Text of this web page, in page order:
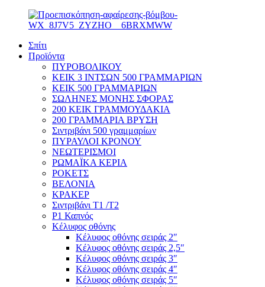
Σπίτι
Προϊόντα
ΠΥΡΟΒΟΛΙΚΟΥ
ΚΕΙΚ 3 ΙΝΤΣΩΝ 500 ΓΡΑΜΜΑΡΙΩΝ
ΚΕΙΚ 500 ΓΡΑΜΜΑΡΙΩΝ
ΣΩΛΗΝΕΣ ΜΟΝΗΣ ΣΦΟΡΑΣ
200 ΚΕΙΚ ΓΡΑΜΜΟΥΔΑΚΙΑ
200 ΓΡΑΜΜΑΡΙΑ ΒΡΥΣΗ
Σιντριβάνι 500 γραμμαρίων
ΠΥΡΑΥΛΟΙ ΚΡΟΝΟΥ
ΝΕΩΤΕΡΙΣΜΟΙ
ΡΩΜΑΪΚΑ ΚΕΡΙΑ
ΡΟΚΕΤΣ
ΒΕΛΟΝΙΑ
ΚΡΑΚΕΡ
Σιντριβάνι T1 /T2
P1 Καπνός
Κέλυφος οθόνης
Κέλυφος οθόνης σειράς 2″
Κέλυφος οθόνης σειράς 2,5″
Κέλυφος οθόνης σειράς 3″
Κέλυφος οθόνης σειράς 4″
Κέλυφος οθόνης σειράς 5″